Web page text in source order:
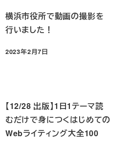
横浜市役所で動画の撮影を
行いました！
投稿日
2023年2月7日
【12/28 出版】1日1テーマ読
むだけで身につくはじめての
Webライティング大全100